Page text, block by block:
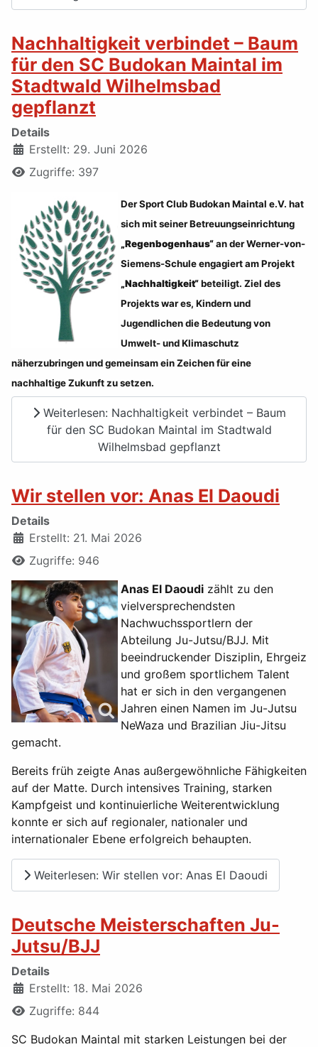
Nachhaltigkeit verbindet – Baum
für den SC Budokan Maintal im
Stadtwald Wilhelmsbad
gepflanzt
Details
Erstellt: 29. Juni 2026
Zugriffe: 397
Der Sport Club Budokan Maintal e.V. hat
sich mit seiner Betreuungseinrichtung
„Regenbogenhaus“an der Werner-von-
Siemens-Schule engagiert am Projekt
„Nachhaltigkeit“beteiligt. Ziel des
Projekts war es, Kindern und
Jugendlichen die Bedeutung von
Umwelt- und Klimaschutz
näherzubringen und gemeinsam ein Zeichen für eine
nachhaltige Zukunft zu setzen.
Weiterlesen: Nachhaltigkeit verbindet – Baum
für den SC Budokan Maintal im Stadtwald
Wilhelmsbad gepflanzt
Wir stellen vor: Anas El Daoudi
Details
Erstellt: 21. Mai 2026
Zugriffe: 946
Anas El Daoudi zählt zu den
vielversprechendsten
Nachwuchssportlern der
Abteilung Ju-Jutsu/BJJ. Mit
beeindruckender Disziplin, Ehrgeiz
und großem sportlichem Talent
hat er sich in den vergangenen
Jahren einen Namen im Ju-Jutsu
NeWaza und Brazilian Jiu-Jitsu
gemacht.
Bereits früh zeigte Anas außergewöhnliche Fähigkeiten
auf der Matte. Durch intensives Training, starken
Kampfgeist und kontinuierliche Weiterentwicklung
konnte er sich auf regionaler, nationaler und
internationaler Ebene erfolgreich behaupten.
Weiterlesen: Wir stellen vor: Anas El Daoudi
Deutsche Meisterschaften Ju-
Jutsu/BJJ
Details
Erstellt: 18. Mai 2026
Zugriffe: 844
SC Budokan Maintal mit starken Leistungen bei der